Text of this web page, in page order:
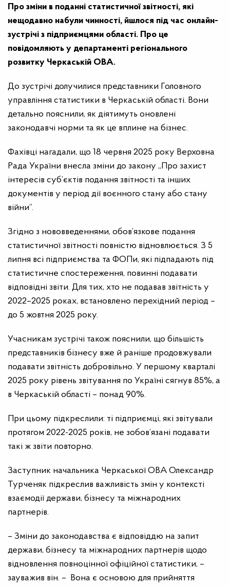
Про зміни в поданні статистичної звітності, які
нещодавно набули чинності, йшлося під час онлайн-
зустрічі з підприємцями області. Про це
повідомляють у департаменті регіонального
розвитку Черкаській ОВА.
До зустрічі долучилися представники Головного
управління статистики в Черкаській області. Вони
детально пояснили, як діятимуть оновлені
законодавчі норми та як це вплине на бізнес.
Фахівці нагадали, що 18 червня 2025 року Верховна
Рада України внесла зміни до закону „Про захист
інтересів суб’єктів подання звітності та інших
документів у період дії воєнного стану або стану
війни“.
Згідно з нововведеннями, обов’язкове подання
статистичної звітності повністю відновлюється. З 5
липня всі підприємства та ФОПи, які підпадають під
статистичне спостереження, повинні подавати
відповідні звіти. Для тих, хто не подавав звітність у
2022–2025 роках, встановлено перехідний період –
до 5 жовтня 2025 року.
Учасникам зустрічі також пояснили, що більшість
представників бізнесу вже й раніше продовжували
подавати звітність добровільно. У першому кварталі
2025 року рівень звітування по Україні сягнув 85%, а
в Черкаській області – понад 90%.
При цьому підкреслили: ті підприємці, які звітували
протягом 2022-2025 років, не зобов’язані подавати
такі ж звіти повторно.
Заступник начальника Черкаської ОВА Олександр
Турченяк підкреслив важливість змін у контексті
взаємодії держави, бізнесу та міжнародних
партнерів.
– Зміни до законодавства є відповіддю на запит
держави, бізнесу та міжнародних партнерів щодо
відновлення повноцінної офіційної статистики, –
зауважив він. – Вона є основою для прийняття